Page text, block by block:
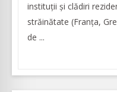
instituții și clădiri
străinătate (Franța,
de ...